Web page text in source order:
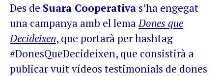
Des de Suara Cooperativa s’ha engegat
una campanya amb el lemaDones que
Decideixen, que portarà per hashtag
#DonesQueDecideixen, que consistirà a
publicar vuit vídeos testimonials de dones